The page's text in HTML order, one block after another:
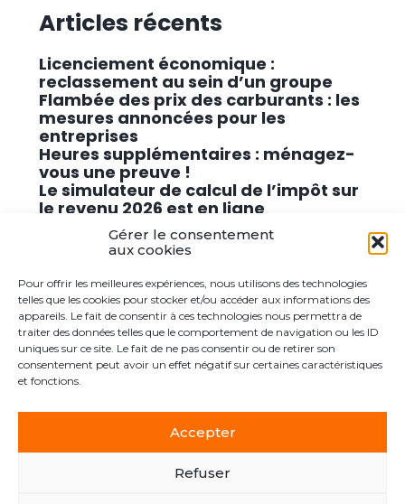
Gérer le consentement
aux cookies
Pour offrir les meilleures expériences, nous utilisons des technologies
telles que les cookies pour stocker et/ou accéder aux informations des
appareils. Le fait de consentir à ces technologies nous permettra de
traiter des données telles que le comportement de navigation ou les ID
uniques sur ce site. Le fait de ne pas consentir ou de retirer son
consentement peut avoir un effet négatif sur certaines caractéristiques
et fonctions.
Accepter
Refuser
Articles récents
Licenciement économique :
reclassement au sein d’un groupe
Flambée des prix des carburants : les
mesures annoncées pour les
entreprises
Heures supplémentaires : ménagez-
vous une preuve !
Le simulateur de calcul de l’impôt sur
le revenu 2026 est en ligne
Promouvoir des solutions de
cybersécurité conformes au RGPD
Commentaires récents
Aucun commentaire à afficher.